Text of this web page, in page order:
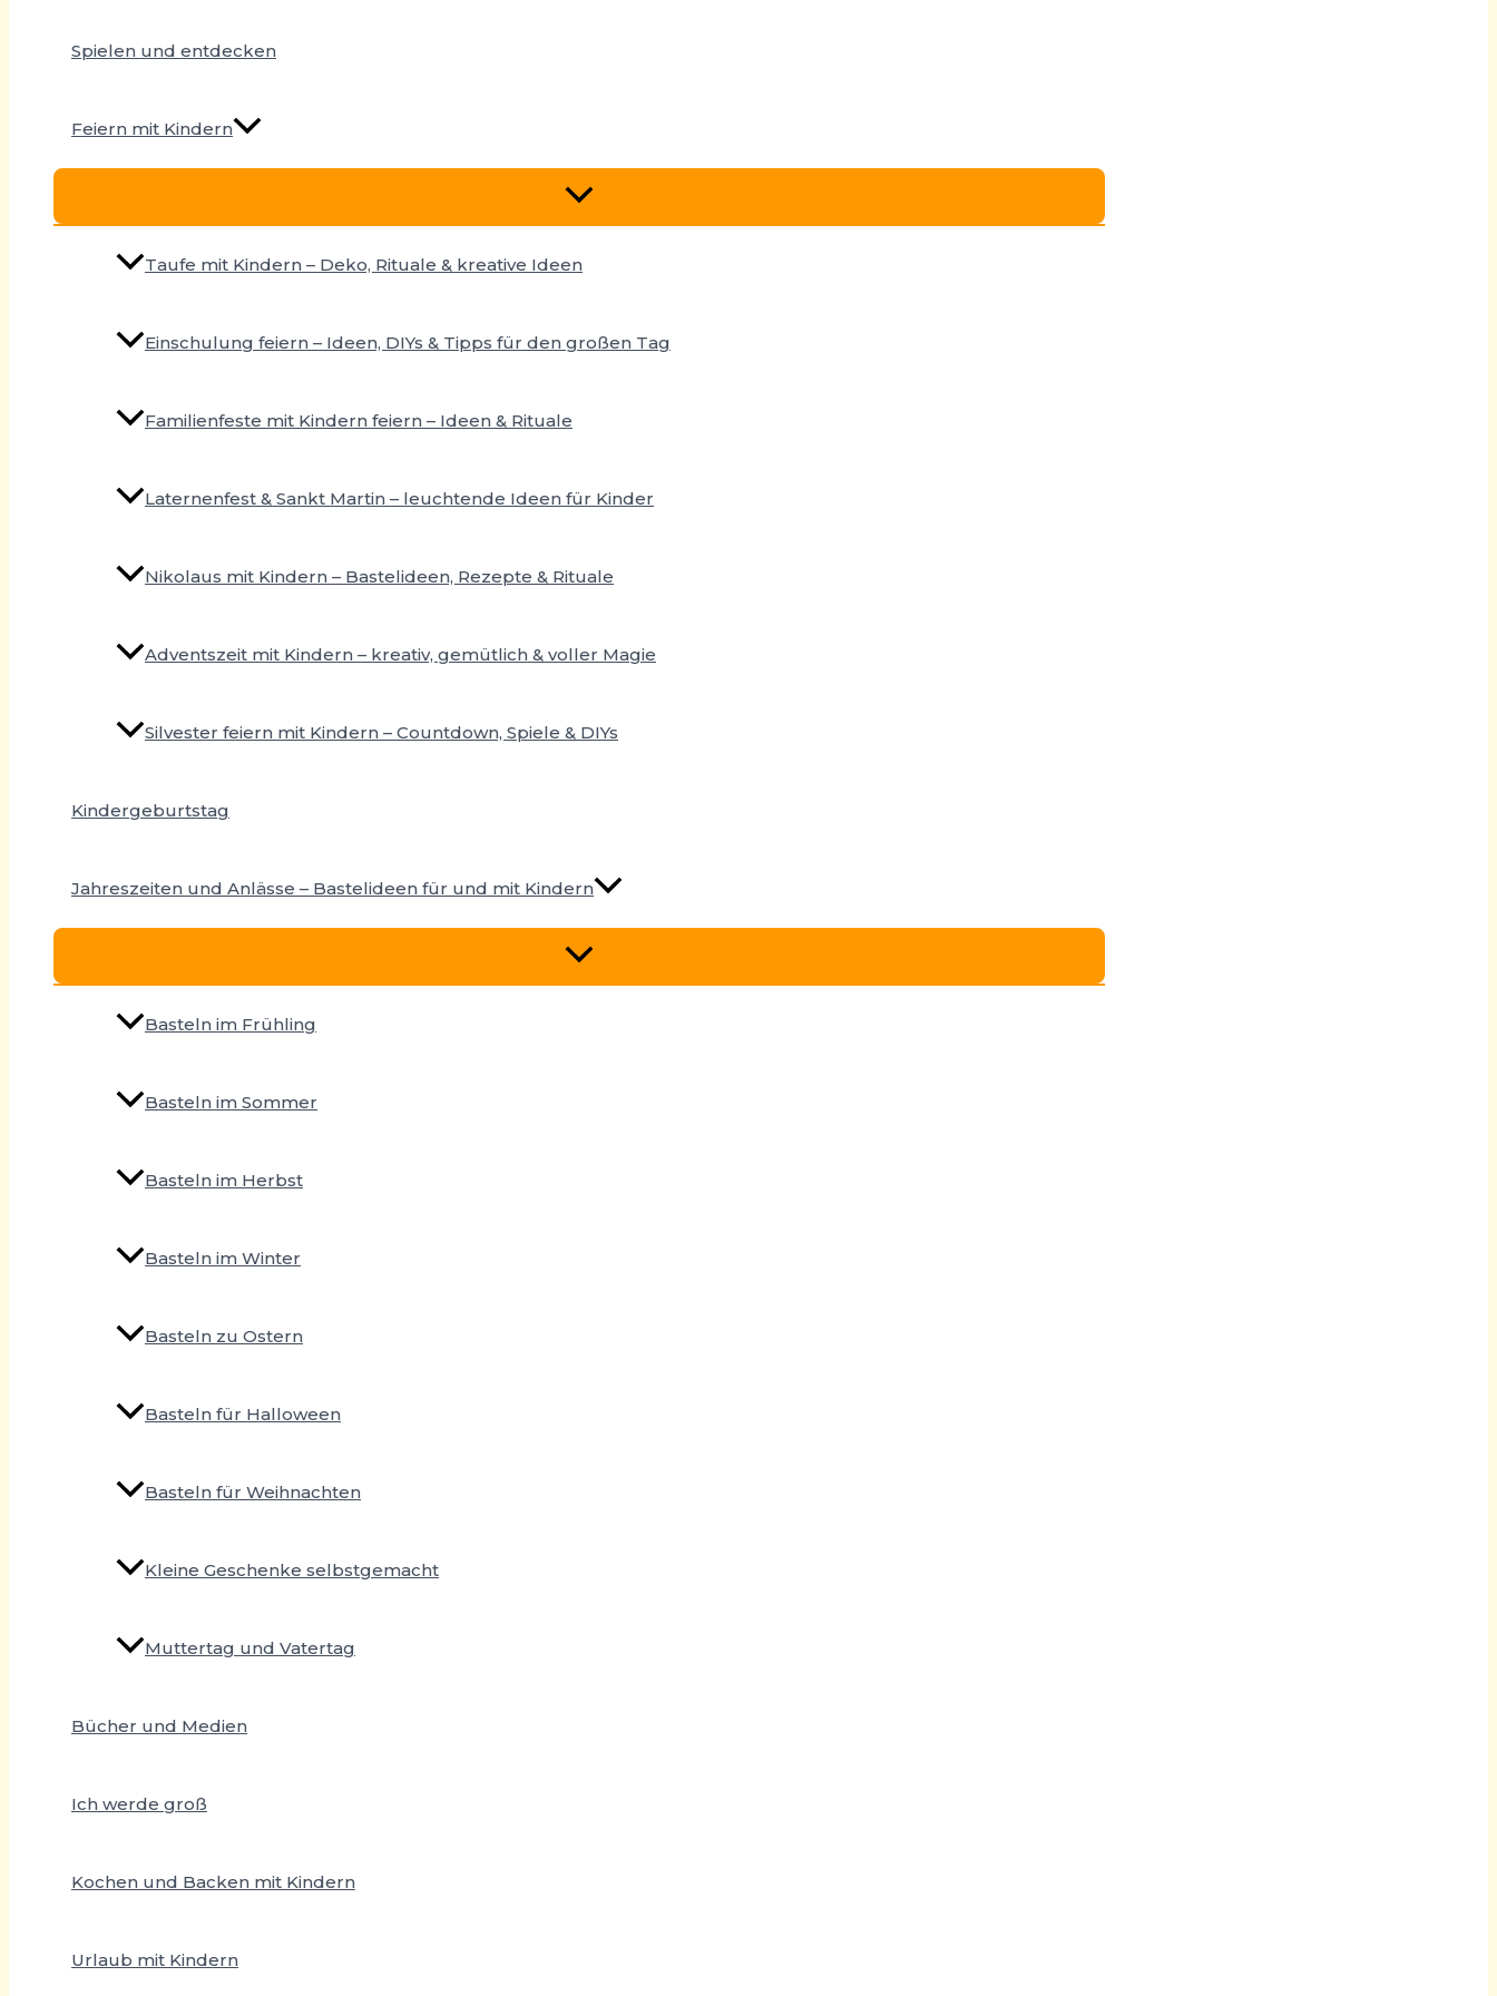
Spielen und entdecken
Feiern mit Kindern
Menü
Umschalten
Taufe mit Kindern – Deko, Rituale & kreative Ideen
Einschulung feiern – Ideen, DIYs & Tipps für den großen Tag
Familienfeste mit Kindern feiern – Ideen & Rituale
Laternenfest & Sankt Martin – leuchtende Ideen für Kinder
Nikolaus mit Kindern – Bastelideen, Rezepte & Rituale
Adventszeit mit Kindern – kreativ, gemütlich & voller Magie
Silvester feiern mit Kindern – Countdown, Spiele & DIYs
Kindergeburtstag
Jahreszeiten und Anlässe – Bastelideen für und mit Kindern
Menü
Umschalten
Basteln im Frühling
Basteln im Sommer
Basteln im Herbst
Basteln im Winter
Basteln zu Ostern
Basteln für Halloween
Basteln für Weihnachten
Kleine Geschenke selbstgemacht
Muttertag und Vatertag
Bücher und Medien
Ich werde groß
Kochen und Backen mit Kindern
Urlaub mit Kindern